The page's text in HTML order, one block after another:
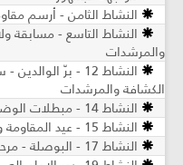
النشاط الثامن - أرسم
النشاط التاسع - مسابقة
والمرشدات
النشاط 12 - برّ
الكشافة والمرشدات
النشاط 14 - مبطلات الوضوء والصلاة - الكشافة والمرشدات
النشاط 15 - عيد المقاومة والتحرير - مرحلة الكشافة والمرشدات
النشاط 17 - البوصلة - مرحلة الكشافة والمرشدات